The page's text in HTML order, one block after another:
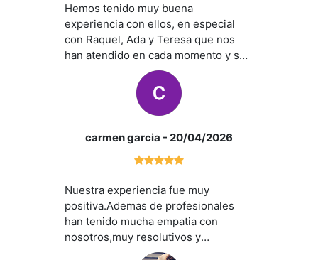
Hemos tenido muy buena
experiencia con ellos, en especial
con Raquel, Ada y Teresa que nos
han atendido en cada momento y se
han encargado de que la operación
saliera correctamente.
carmen garcia - 20/04/2026
Nuestra experiencia fue muy
positiva.Ademas de profesionales
han tenido mucha empatia con
nosotros,muy resolutivos y
pendientes de todas las gestiones